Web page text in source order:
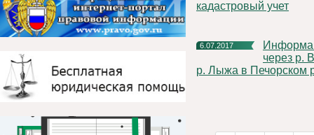
кадастровый учет
6.07.2017
Информация об открытии движения по наплавным мостам
через р.
р. Лыжа в Печорском